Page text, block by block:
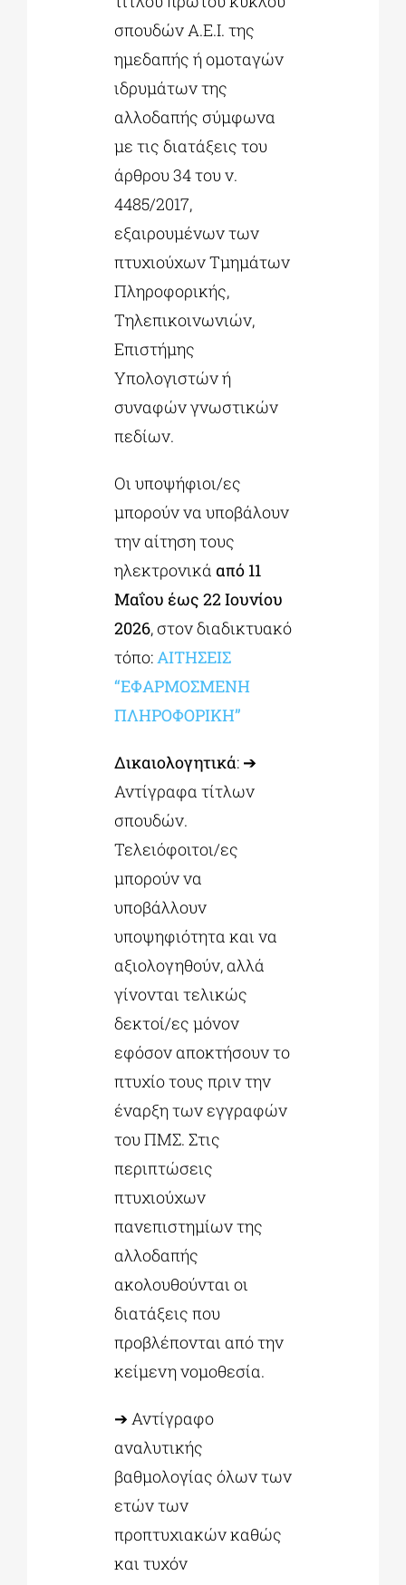
σπουδών Α.Ε.Ι. της
ημεδαπής ή ομοταγών
ιδρυμάτων της
αλλοδαπής σύμφωνα
με τις διατάξεις του
άρθρου 34 του ν.
4485/2017,
εξαιρουμένων των
πτυχιούχων Τμημάτων
Πληροφορικής,
Τηλεπικοινωνιών,
Επιστήμης
Υπολογιστών ή
συναφών γνωστικών
πεδίων.
Οι υποψήφιοι/ες
μπορούν να υποβάλουν
την αίτηση τους
ηλεκτρονικά από 11
Μαΐου έως 22 Ιουνίου
2026, στον διαδικτυακό
τόπο:ΑΙΤΗΣΕΙΣ
“ΕΦΑΡΜΟΣΜΕΝΗ
ΠΛΗΡΟΦΟΡΙΚΗ”
Δικαιολογητικά: ➔
Αντίγραφα τίτλων
σπουδών.
Τελειόφοιτοι/ες
μπορούν να
υποβάλλουν
υποψηφιότητα και να
αξιολογηθούν, αλλά
γίνονται τελικώς
δεκτοί/ες μόνον
εφόσον αποκτήσουν το
πτυχίο τους πριν την
έναρξη των εγγραφών
του ΠΜΣ. Στις
περιπτώσεις
πτυχιούχων
πανεπιστημίων της
αλλοδαπής
ακολουθούνται οι
διατάξεις που
προβλέπονται από την
κείμενη νομοθεσία.
➔ Αντίγραφο
αναλυτικής
βαθμολογίας όλων των
ετών των
προπτυχιακών καθώς
και τυχόν